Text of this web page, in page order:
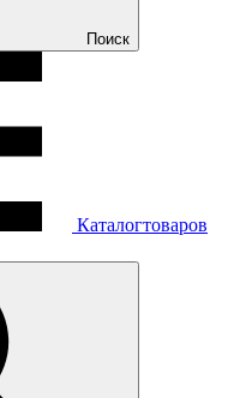
Поиск
Каталогтоваров